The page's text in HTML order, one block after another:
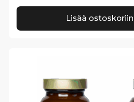
Lisää ostoskoriin